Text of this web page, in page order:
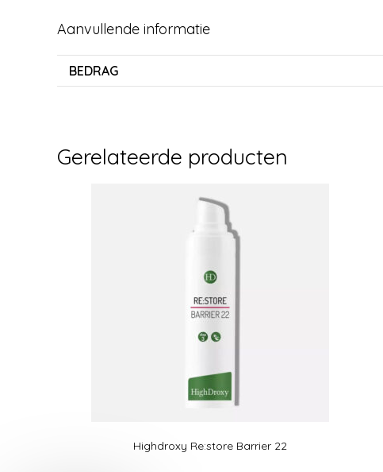
Aanvullende informatie
BEDRAG
Gerelateerde producten
Highdroxy Re:store Barrier 22